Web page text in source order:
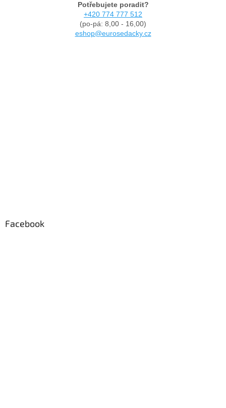
Potřebujete poradit?
+420 774 777 512
(po-pá: 8,00 - 16,00)
eshop@eurosedacky.cz
Facebook